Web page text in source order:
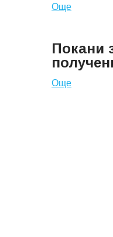
Още
Покани
Още